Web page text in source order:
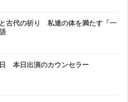
古代の祈り 私達の体を満たす「一
本日出演のカウンセラー